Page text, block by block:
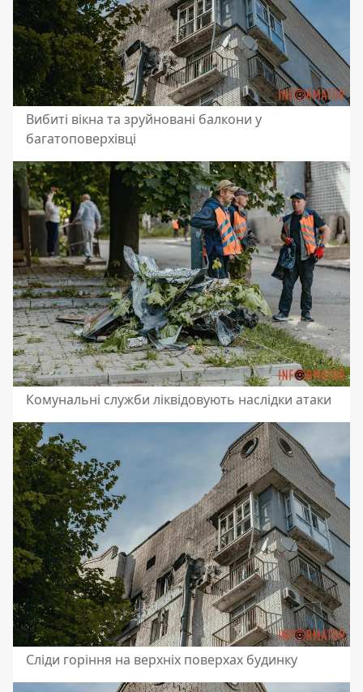
Вибиті вікна та зруйновані балкони у
багатоповерхівці
Комунальні служби ліквідовують наслідки атаки
Сліди горіння на верхніх поверхах будинку